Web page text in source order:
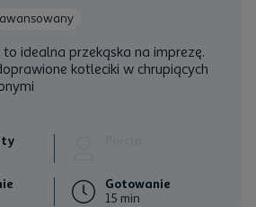
to idealna przekąska na imprezę.
kotleciki w chrupiących
Gotowanie
15 min